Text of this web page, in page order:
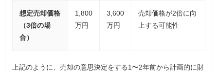
想定売却価格
（3倍の場
合）
1,800
万円
3,600
万円
売却価格が2倍に向
上する可能性
上記のように、売却の意思決定をする1〜2年前から計画的に財